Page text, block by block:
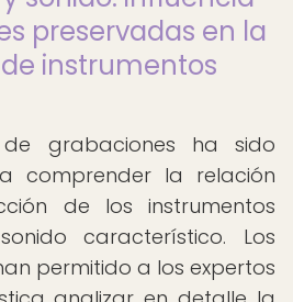
preservadas en la
instrumentos
de grabaciones ha sido
comprender la relación
de los instrumentos
característico. Los
permitido a los expertos